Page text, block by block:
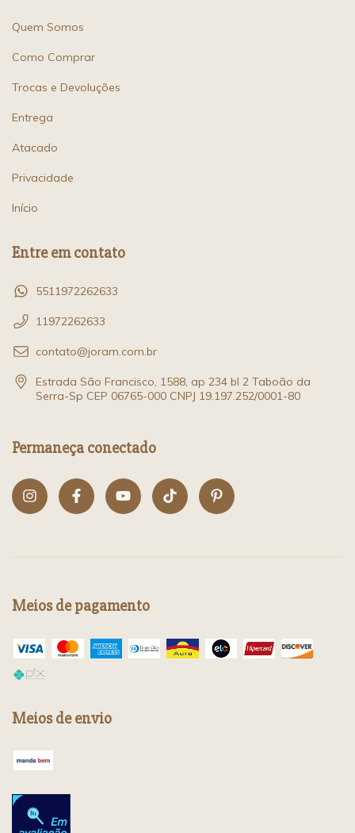
Quem Somos
Como Comprar
Trocas e Devoluções
Entrega
Atacado
Privacidade
Início
Entre em contato
5511972262633
11972262633
contato@joram.com.br
Estrada São Francisco, 1588, ap 234 bl 2 Taboão da
Serra-Sp CEP 06765-000 CNPJ 19.197.252/0001-80
Permaneça conectado
Meios de pagamento
Meios de envio